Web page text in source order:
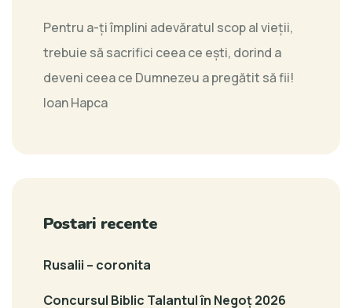
Pentru a-ți împlini adevăratul scop al vieții,
trebuie să sacrifici ceea ce ești, dorind a
deveni ceea ce Dumnezeu a pregătit să fii!
Ioan Hapca
Postari recente
Rusalii – coronita
Concursul Biblic Talantul în Negoț 2026